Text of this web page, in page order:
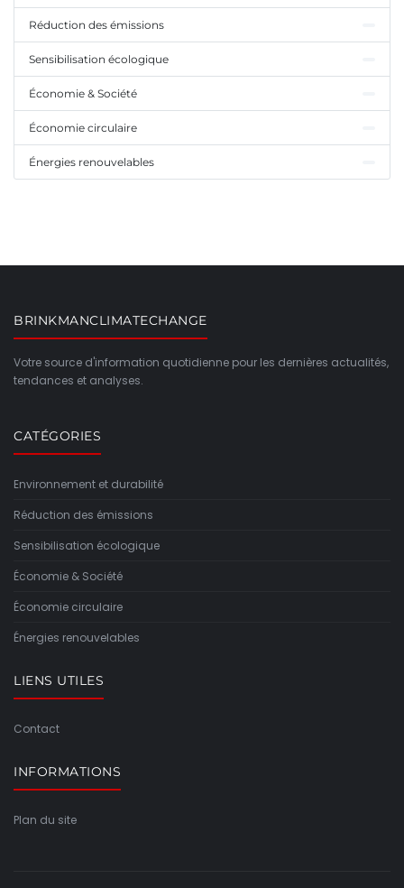
Réduction des émissions
Sensibilisation écologique
Économie & Société
Économie circulaire
Énergies renouvelables
BRINKMANCLIMATECHANGE
Votre source d'information quotidienne pour les dernières actualités,
tendances et analyses.
CATÉGORIES
Environnement et durabilité
Réduction des émissions
Sensibilisation écologique
Économie & Société
Économie circulaire
Énergies renouvelables
LIENS UTILES
Contact
INFORMATIONS
Plan du site